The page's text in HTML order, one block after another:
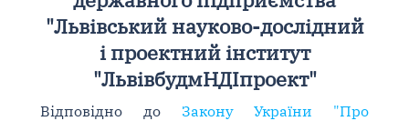
"Львівський науково-дослідний
і проектний інститут
"ЛьвівбудмНДІпроект"
Відповідно до Закону України "Про